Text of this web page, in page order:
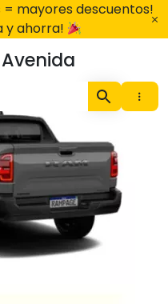
= mayores descuentos!
y ahorra!